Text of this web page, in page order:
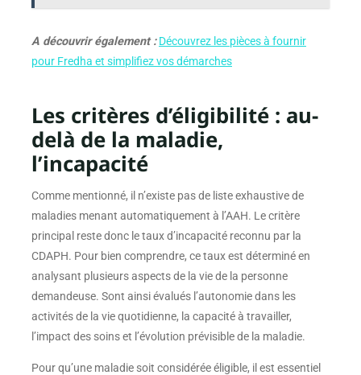
A découvrir également : Découvrez les pièces à fournir
pour Fredha et simplifiez vos démarches
Les critères d’éligibilité : au-
delà de la maladie,
l’incapacité
Comme mentionné, il n’existe pas de liste exhaustive de
maladies menant automatiquement à l’AAH. Le critère
principal reste donc le taux d’incapacité reconnu par la
CDAPH. Pour bien comprendre, ce taux est déterminé en
analysant plusieurs aspects de la vie de la personne
demandeuse. Sont ainsi évalués l’autonomie dans les
activités de la vie quotidienne, la capacité à travailler,
l’impact des soins et l’évolution prévisible de la maladie.
Pour qu’une maladie soit considérée éligible, il est essentiel